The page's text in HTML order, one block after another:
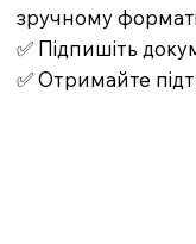
зручному форматі
✅ Підпишіть
✅ Отримайте